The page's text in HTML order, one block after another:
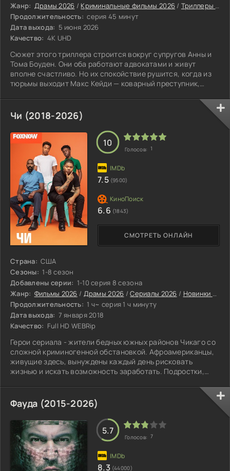
Жанр: Драмы 2026 / Криминальные фильмы 2026 / Триллеры 2026
Продолжительность: серия 45 минут
Дата выхода: 5 июня 2026
Качество: 4K UHD
Сюжет этого триллера строится вокруг супругов Анны и
Тома Боуден. Они оба работают адвокатами и живут
вполне счастливо. Но их спокойствие рушится, когда из
тюрьмы выходит Макс Кейди — коварный преступник,
Чи (2018-2026)
Страна: США
Сезоны: 1-8 сезон
Добавлены серии: 1-10 серия 8 сезона
Жанр: Фильмы 2026 / Драмы 2026 /Сериалы 2026 / Новинки сериалов 2026
Продолжительность: 1 ч~ серия 1 ч минуту
Дата выхода: 7 января 2018
Качество: Full HD WEBRip
Герои сериала - жители бедных южных районов Чикаго со
сложной криминогенной обстановкой. Афроамериканцы,
живущие здесь, вынуждены каждый день рисковать
жизнью и искать возможность заработать. Подростки,
Хибберт: мальчику придётся рано распрощаться с
детскими мечтами и приложить серьёзные усилия, чтобы
чего-то добиться в жизни.
СМОТРЕТЬ ОНЛАЙН
10
Голосов: 1
7.5 (9500)
6.6 (1843)
Фауда (2015-2026)
5.7
Голосов: 7
8.3 (44000)